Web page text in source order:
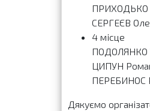
ПРИХОДЬКО
СЕРГЕЄВ
4 місце
ПОДОЛЯНКО
ЦИПУН
ПЕРЕБИНОС
Дякуємо